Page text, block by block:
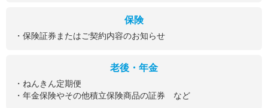
保険
・保険証券またはご契約内容のお知らせ
老後・年金
・ねんきん定期便
・年金保険やその他積立保険商品の証券 など